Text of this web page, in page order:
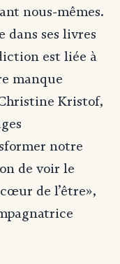
nous-mêmes.
dans ses livres
est liée à
manque
Kristof,
notre
de voir le
de l’être»,